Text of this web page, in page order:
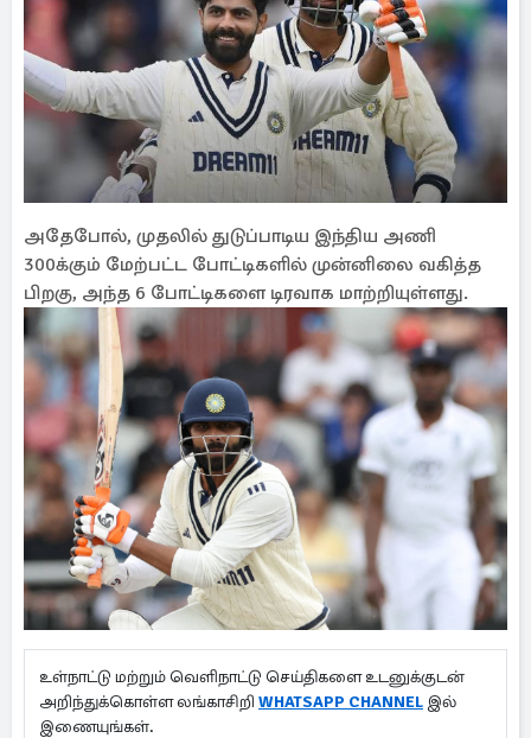
அதேபோல், முதலில் துடுப்பாடிய இந்திய அணி
300க்கும் மேற்பட்ட போட்டிகளில் முன்னிலை வகித்த
பிறகு, அந்த 6 போட்டிகளை டிரவாக மாற்றியுள்ளது.
உள்நாட்டு மற்றும் வெளிநாட்டு செய்திகளை உடனுக்குடன்
அறிந்துக்கொள்ள லங்காசிறி WHATSAPP CHANNEL இல்
இணையுங்கள்.